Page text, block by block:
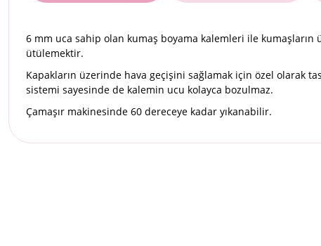
6 mm uca sahip olan kumaş boyama kalemleri ile kumaşların
ütülemektir.
Kapakların üzerinde hava geçişini sağlamak için özel olarak
sistemi sayesinde de kalemin ucu kolayca bozulmaz.
Çamaşır makinesinde 60 dereceye kadar yıkanabilir.